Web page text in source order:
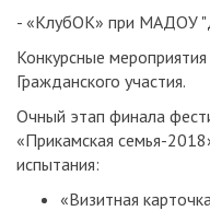
- «КлубОК» при МАДОУ
Конкурсные
Гражданского участия.
Очный этап финала
«Прикамская семья-
испытания:
«Визитная